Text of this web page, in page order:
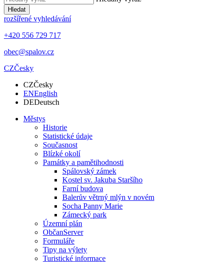
Hledat
rozšířené vyhledávání
+420 556 729 717
obec@spalov.cz
CZČesky
CZČesky
ENEnglish
DEDeutsch
Městys
Historie
Statistické údaje
Současnost
Blízké okolí
Památky a pamětihodnosti
Spálovský zámek
Kostel sv. Jakuba Staršího
Farní budova
Balerův větrný mlýn v novém
Socha Panny Marie
Zámecký park
Územní plán
ObčanServer
Formuláře
Tipy na výlety
Turistické informace